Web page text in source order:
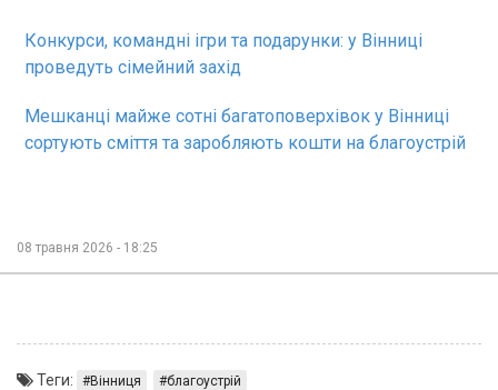
Конкурси, командні ігри та подарунки: у Вінниці
проведуть сімейний захід
Мешканці майже сотні багатоповерхівок у Вінниці
сортують сміття та заробляють кошти на благоустрій
08 травня 2026 - 18:25
Теги: Вінниця благоустрій